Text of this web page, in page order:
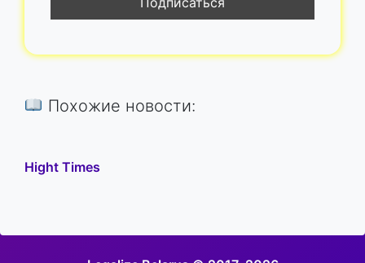
Похожие новости:
Hight Times